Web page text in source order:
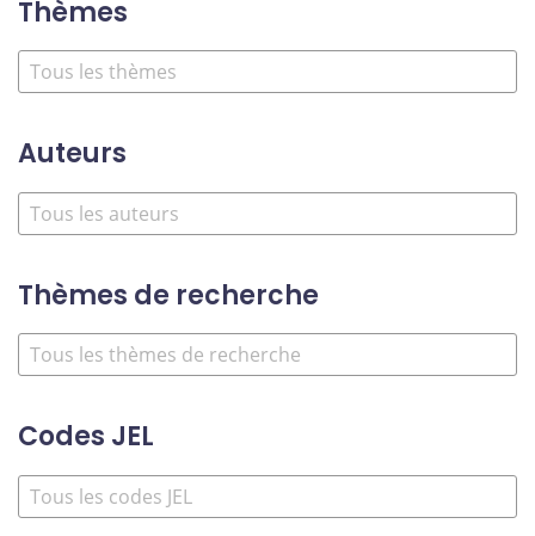
Thèmes
Auteurs
Thèmes de recherche
Codes JEL